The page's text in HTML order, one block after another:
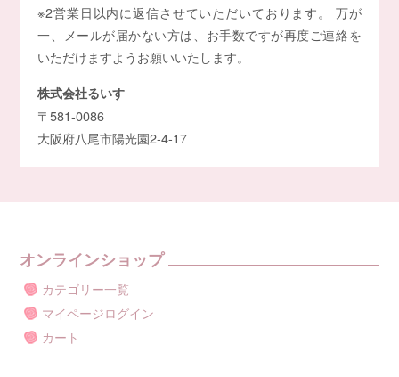
※2営業日以内に返信させていただいております。 万が
一、メールが届かない方は、お手数ですが再度ご連絡を
いただけますようお願いいたします。
株式会社るいす
〒581-0086
大阪府八尾市陽光園2-4-17
オンラインショップ
カテゴリー一覧
マイページログイン
カート